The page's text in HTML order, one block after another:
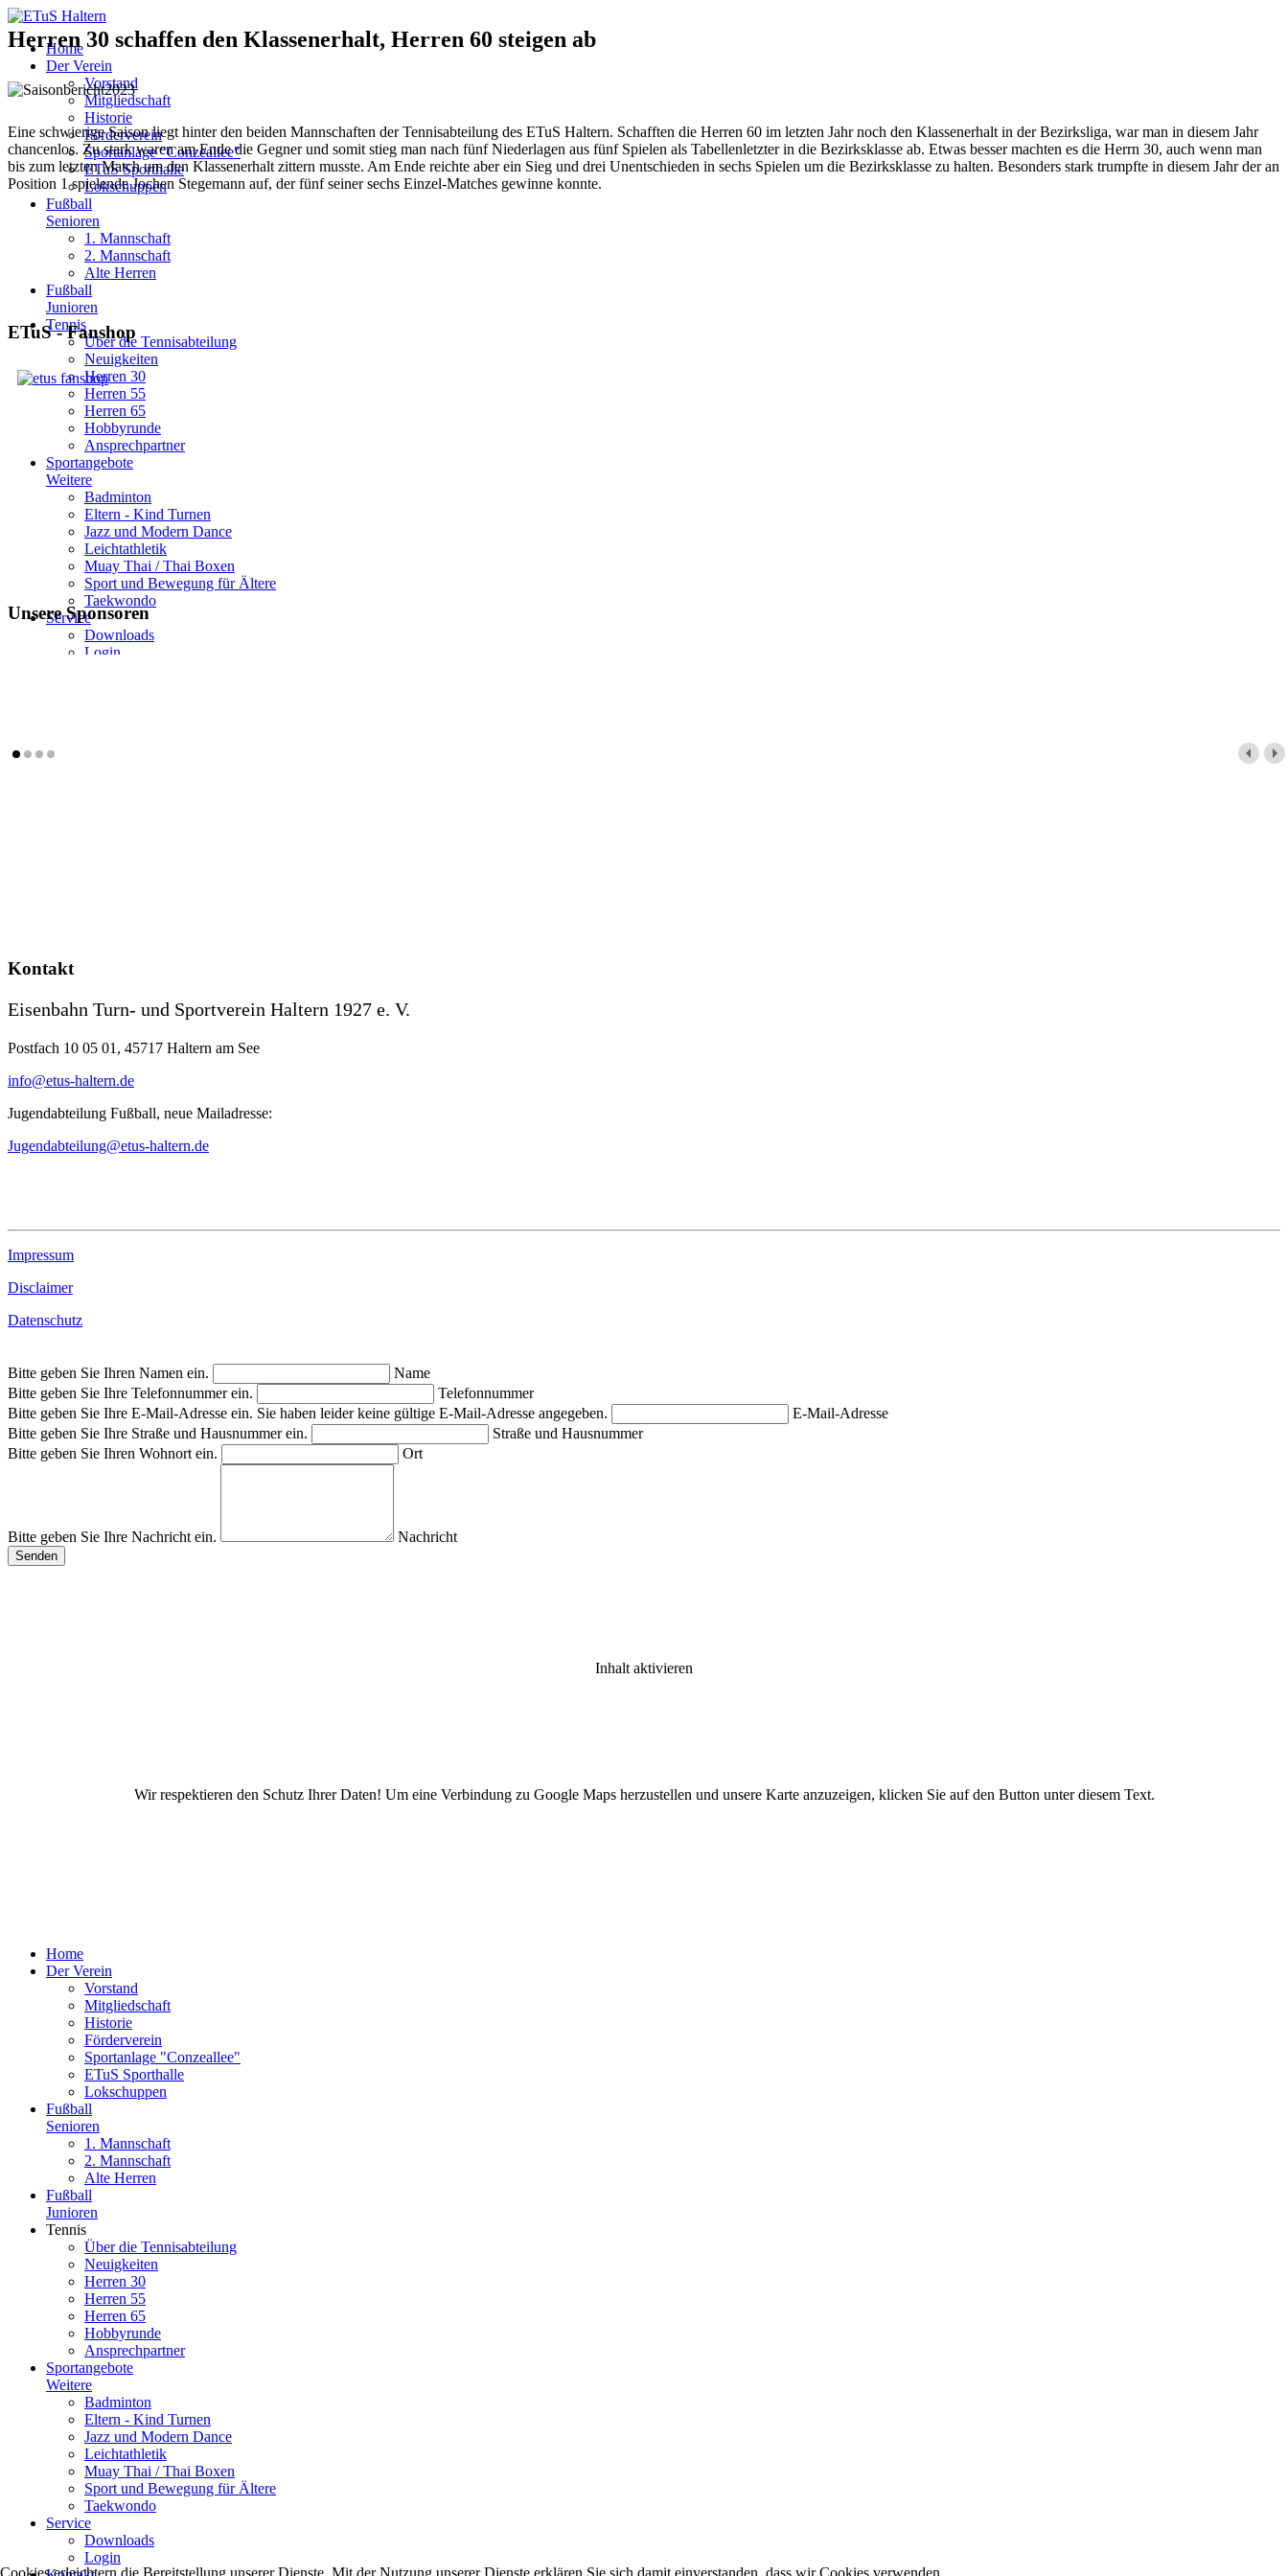
Home
Der Verein
Vorstand
Mitgliedschaft
Historie
Förderverein
Sportanlage "Conzeallee"
ETuS Sporthalle
Lokschuppen
Fußball
Senioren
1. Mannschaft
2. Mannschaft
Alte Herren
Fußball
Junioren
Tennis
Über die Tennisabteilung
Neuigkeiten
Herren 30
Herren 55
Herren 65
Hobbyrunde
Ansprechpartner
Sportangebote
Weitere
Badminton
Eltern - Kind Turnen
Jazz und Modern Dance
Leichtathletik
Muay Thai / Thai Boxen
Sport und Bewegung für Ältere
Taekwondo
Service
Downloads
Login
Herren 30 schaffen den Klassenerhalt, Herren 60 steigen ab
Eine schwierige Saison liegt hinter den beiden Mannschaften der Tennisabteilung des ETuS Haltern. Schafften die Herren 60 im letzten Jahr noch den Klassenerhalt in der Bezirksliga, war man in diesem Jahr
chancenlos. Zu stark waren am Ende die Gegner und somit stieg man nach fünf Niederlagen aus fünf Spielen als Tabellenletzter in die Bezirksklasse ab. Etwas besser machten es die Herrn 30, auch wenn man
bis zum letzten Match um den Klassenerhalt zittern musste. Am Ende reichte aber ein Sieg und drei Unentschieden in sechs Spielen um die Bezirksklasse zu halten. Besonders stark trumpfte in diesem Jahr der an
Position 1 spielende Jochen Stegemann auf, der fünf seiner sechs Einzel-Matches gewinne konnte.
ETuS - Fanshop
Unsere Sponsoren
Kontakt
Eisenbahn Turn- und Sportverein Haltern 1927 e. V.
Postfach 10 05 01, 45717 Haltern am See
info@etus-haltern.de
Jugendabteilung Fußball, neue Mailadresse:
Jugendabteilung@etus-haltern.de
Impressum
Disclaimer
Datenschutz
Bitte geben Sie Ihren Namen ein.
Name
Bitte geben Sie Ihre Telefonnummer ein.
Telefonnummer
Bitte geben Sie Ihre E-Mail-Adresse ein. Sie haben leider keine gültige E-Mail-Adresse angegeben.
E-Mail-Adresse
Bitte geben Sie Ihre Straße und Hausnummer ein.
Straße und Hausnummer
Bitte geben Sie Ihren Wohnort ein.
Ort
Bitte geben Sie Ihre Nachricht ein. Nachricht
Wir respektieren den Schutz Ihrer Daten! Um eine Verbindung zu Google Maps herzustellen und unsere Karte anzuzeigen, klicken Sie auf den Button unter diesem Text.
Inhalt aktivieren
Home
Der Verein
Vorstand
Mitgliedschaft
Historie
Förderverein
Sportanlage "Conzeallee"
ETuS Sporthalle
Lokschuppen
Fußball
Senioren
1. Mannschaft
2. Mannschaft
Alte Herren
Fußball
Junioren
Tennis
Über die Tennisabteilung
Neuigkeiten
Herren 30
Herren 55
Herren 65
Hobbyrunde
Ansprechpartner
Sportangebote
Weitere
Badminton
Eltern - Kind Turnen
Jazz und Modern Dance
Leichtathletik
Muay Thai / Thai Boxen
Sport und Bewegung für Ältere
Taekwondo
Service
Downloads
Login
Cookies erleichtern die Bereitstellung unserer Dienste. Mit der Nutzung unserer Dienste erklären Sie sich damit einverstanden, dass wir Cookies verwenden.